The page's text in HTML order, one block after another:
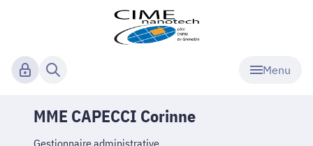
Menu
MME CAPECCI Corinne
Gestionnaire administrative